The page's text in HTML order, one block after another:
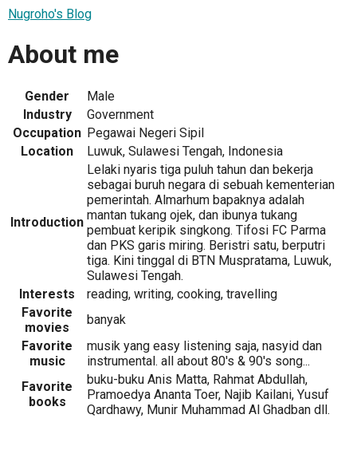
Nugroho's Blog
About me
Gender
Male
Industry
Government
Occupation Pegawai Negeri Sipil
Location
Luwuk, Sulawesi Tengah, Indonesia
Introduction
Lelaki nyaris tiga puluh tahun dan bekerja
sebagai buruh negara di sebuah kementerian
pemerintah. Almarhum bapaknya adalah
mantan tukang ojek, dan ibunya tukang
pembuat keripik singkong. Tifosi FC Parma
dan PKS garis miring. Beristri satu, berputri
tiga. Kini tinggal di BTN Muspratama, Luwuk,
Sulawesi Tengah.
Interests
reading, writing, cooking, travelling
Favorite
movies
banyak
Favorite
music
musik yang easy listening saja, nasyid dan
instrumental. all about 80's & 90's song...
Favorite
books
buku-buku Anis Matta, Rahmat Abdullah,
Pramoedya Ananta Toer, Najib Kailani, Yusuf
Qardhawy, Munir Muhammad Al Ghadban dll.